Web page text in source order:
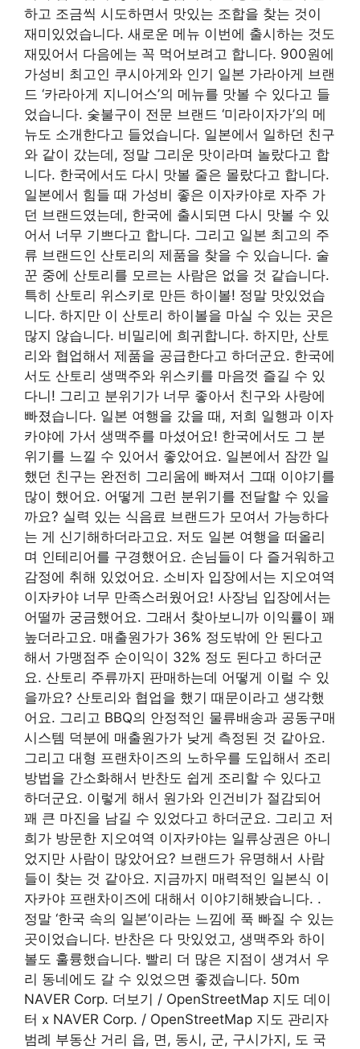
하고 조금씩 시도하면서 맛있는 조합을 찾는 것이
재미있었습니다. 새로운 메뉴 이번에 출시하는 것도
재밌어서 다음에는 꼭 먹어보려고 합니다. 900원에
가성비 최고인 쿠시아게와 인기 일본 가라아게 브랜
드 ‘카라아게 지니어스’의 메뉴를 맛볼 수 있다고 들
었습니다. 숯불구이 전문 브랜드 ‘미라이자가’의 메
뉴도 소개한다고 들었습니다. 일본에서 일하던 친구
와 같이 갔는데, 정말 그리운 맛이라며 놀랐다고 합
니다. 한국에서도 다시 맛볼 줄은 몰랐다고 합니다.
일본에서 힘들 때 가성비 좋은 이자카야로 자주 가
던 브랜드였는데, 한국에 출시되면 다시 맛볼 수 있
어서 너무 기쁘다고 합니다. 그리고 일본 최고의 주
류 브랜드인 산토리의 제품을 찾을 수 있습니다. 술
꾼 중에 산토리를 모르는 사람은 없을 것 같습니다.
특히 산토리 위스키로 만든 하이볼! 정말 맛있었습
니다. 하지만 이 산토리 하이볼을 마실 수 있는 곳은
많지 않습니다. 비밀리에 희귀합니다. 하지만, 산토
리와 협업해서 제품을 공급한다고 하더군요. 한국에
서도 산토리 생맥주와 위스키를 마음껏 즐길 수 있
다니! 그리고 분위기가 너무 좋아서 친구와 사랑에
빠졌습니다. 일본 여행을 갔을 ​​때, 저희 일행과 이자
카야에 가서 생맥주를 마셨어요! 한국에서도 그 분
위기를 느낄 수 있어서 좋았어요. 일본에서 잠깐 일
했던 친구는 완전히 그리움에 빠져서 그때 이야기를
많이 했어요. 어떻게 그런 분위기를 전달할 수 있을
까요? 실력 있는 식음료 브랜드가 모여서 가능하다
는 게 신기해하더라고요. 저도 일본 여행을 떠올리
며 인테리어를 구경했어요. 손님들이 다 즐거워하고
감정에 취해 있었어요. 소비자 입장에서는 지오여역
이자카야 너무 만족스러웠어요! 사장님 입장에서는
어떨까 궁금했어요. 그래서 찾아보니까 이익률이 꽤
높더라고요. 매출원가가 36% 정도밖에 안 된다고
해서 가맹점주 순이익이 32% 정도 된다고 하더군
요. 산토리 주류까지 판매하는데 어떻게 이럴 수 있
을까요? 산토리와 협업을 했기 때문이라고 생각했
어요. 그리고 BBQ의 안정적인 물류배송과 공동구매
시스템 덕분에 매출원가가 낮게 측정된 것 같아요.
그리고 대형 프랜차이즈의 노하우를 도입해서 조리
방법을 간소화해서 반찬도 쉽게 조리할 수 있다고
하더군요. 이렇게 해서 원가와 인건비가 절감되어
꽤 큰 마진을 남길 수 있었다고 하더군요. 그리고 저
희가 방문한 지오여역 이자카야는 일류상권은 아니
었지만 사람이 많았어요? 브랜드가 유명해서 사람
들이 찾는 것 같아요. 지금까지 매력적인 일본식 이
자카야 프랜차이즈에 대해서 이야기해봤습니다. .
정말 ‘한국 속의 일본’이라는 느낌에 푹 빠질 수 있는
곳이었습니다. 반찬은 다 맛있었고, 생맥주와 하이
볼도 훌륭했습니다. 빨리 더 많은 지점이 생겨서 우
리 동네에도 갈 수 있었으면 좋겠습니다. 50m
NAVER Corp. 더보기 / OpenStreetMap 지도 데이
터 x NAVER Corp. / OpenStreetMap 지도 관리자
범례 부동산 거리 읍, 면, 동시, 군, 구시가지, 도 국